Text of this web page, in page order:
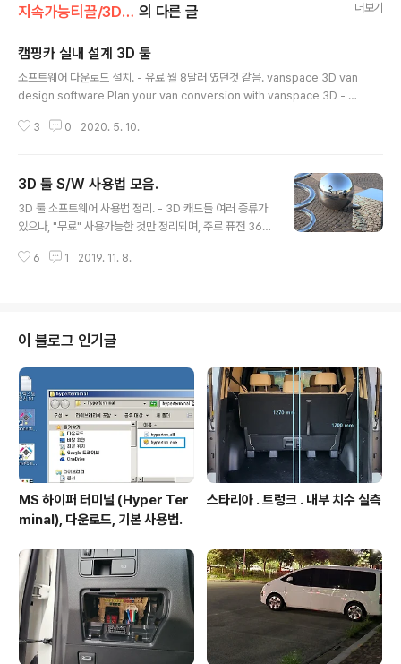
지속가능티끌/3D 모델링 의 다른 글 더보기
캠핑카 실내 설계 3D 툴
소프트웨어 다운로드 설치. - 유료 월 8달러 였던것 같음. vanspace 3D van
design software Plan your van conversion with vanspace 3D - Ea
w.vanspace3d.co 첫 등록 : 2020.05.10 최종 수정 : 단축 주소 : https://i
3 0 2020. 5. 10.
3D 툴 S/W 사용법 모음.
3D 툴 소프트웨어 사용법 정리. - 3D 캐드들 여러 종류가
있으나, "무료" 사용가능한 것만 정리되며, 주로 퓨전 360
60 개요, 설치, 무료 라이센스 처리 방법 제조사 제공 기본
TODESK FUSION 360 - 3D 설계 소프트웨어. 무료사
용가능. - 스케치, 바디, 컴포넌트, 어셈블리가 모두 동일 디
자인내에서 구현된다. 이는 종래의 캐드 툴의 bottom up
설계 방식외에 탑.. igotit.tistory.com 퓨전 3..
6 1 2019. 11. 8.
이 블로그 인기글
MS 하이퍼 터미널 (Hyper Ter
minal), 다운로드, 기본 사용법.
스타리아 . 트렁크 . 내부 치수 실측